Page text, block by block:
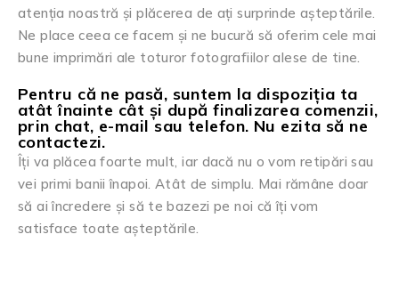
atenția noastră și plăcerea de ați surprinde așteptările.
Ne place ceea ce facem și ne bucură să oferim cele mai
bune imprimări ale toturor fotografiilor alese de tine.
Pentru că ne pasă, suntem la dispoziția ta
atât înainte cât și după finalizarea comenzii,
prin chat, e-mail sau telefon. Nu ezita să ne
contactezi.
Îți va plăcea foarte mult, iar dacă nu o vom retipări sau
vei primi banii înapoi. Atât de simplu. Mai rămâne doar
să ai încredere și să te bazezi pe noi că îți vom
satisface toate așteptările.